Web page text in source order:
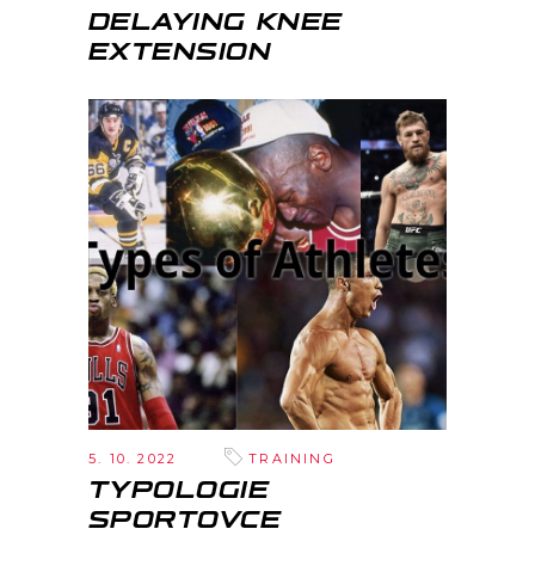
DELAYING KNEE
EXTENSION
5. 10. 2022 TRAINING
TYPOLOGIE
SPORTOVCE